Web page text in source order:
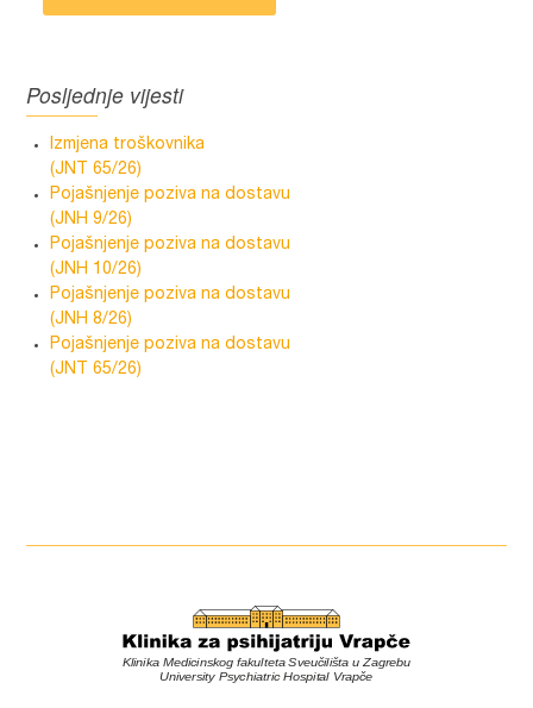
Posljednje vijesti
Izmjena troškovnika
(JNT 65/26)
Pojašnjenje poziva na dostavu
(JNH 9/26)
Pojašnjenje poziva na dostavu
(JNH 10/26)
Pojašnjenje poziva na dostavu
(JNH 8/26)
Pojašnjenje poziva na dostavu
(JNT 65/26)